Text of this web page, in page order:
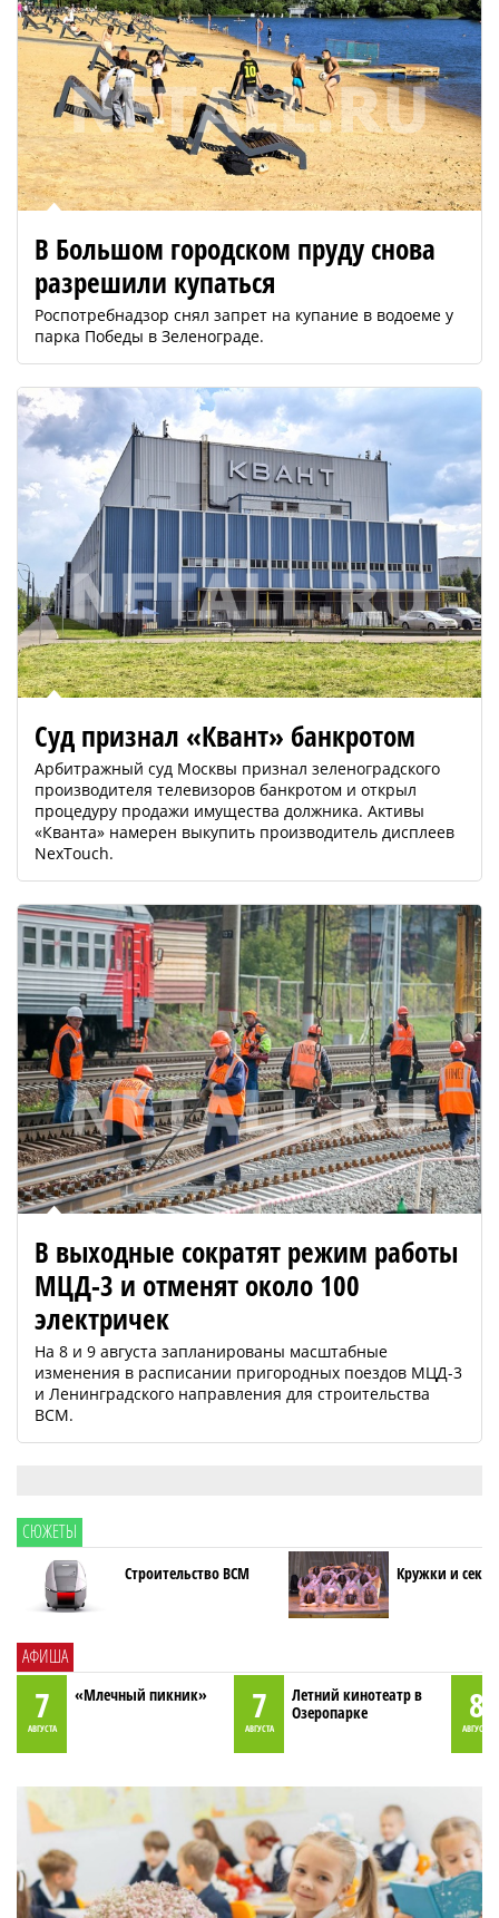
В Большом городском пруду снова
разрешили купаться
Роспотребнадзор снял запрет на купание в водоеме у
парка Победы в Зеленограде.
Суд признал «Квант» банкротом
Арбитражный суд Москвы признал зеленоградского
производителя телевизоров банкротом и открыл
процедуру продажи имущества должника. Активы
«Кванта» намерен выкупить производитель дисплеев
NexTouch.
В выходные сократят режим работы
МЦД-3 и отменят около 100
электричек
На 8 и 9 августа запланированы масштабные
изменения в расписании пригородных поездов МЦД-3
и Ленинградского направления для строительства
ВСМ.
СЮЖЕТЫ
Строительство ВСМ Кружки и
АФИША
7
АВГУСТА
«Млечный пикник» 7
АВГУСТА
Летний кинотеатр в
Озеропарке
8
АВГУСТА